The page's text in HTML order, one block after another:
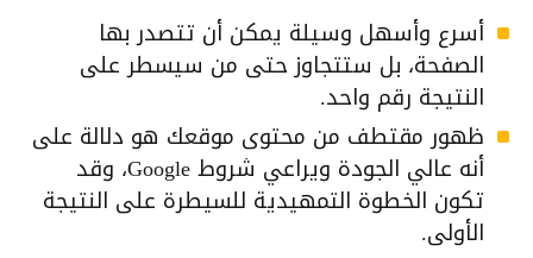
أسرع وأسهل وسيلة يمكن أن تتصدر بها
الصفحة، بل ستتجاوز حتى من سيسطر على
النتيجة رقم واحد.
ظهور مقتطف من محتوى موقعك هو دلالة على
أنه عالي الجودة ويراعي شروط Google، وقد
تكون الخطوة التمهيدية للسيطرة على النتيجة
الأولى.